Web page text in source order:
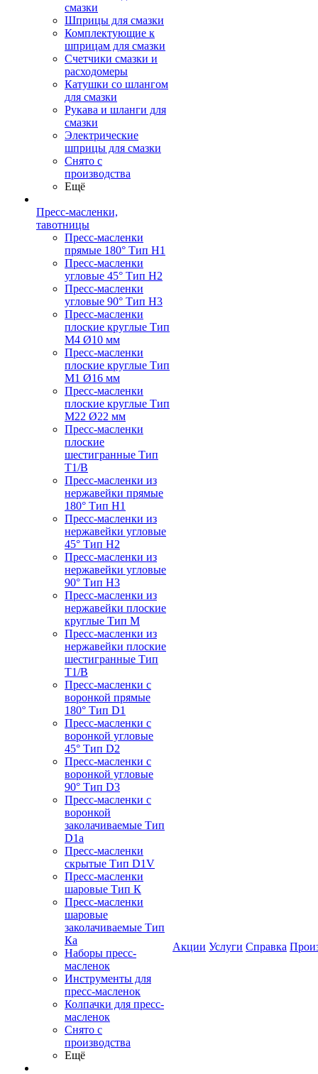
смазки
Шприцы для смазки
Комплектующие к
шприцам для смазки
Счетчики смазки и
расходомеры
Катушки со шлангом
для смазки
Рукава и шланги для
смазки
Электрические
шприцы для смазки
Снято с
производства
Ещё
Пресс-масленки,
тавотницы
Пресс-масленки
прямые 180° Тип H1
Пресс-масленки
угловые 45° Тип H2
Пресс-масленки
угловые 90° Тип H3
Пресс-масленки
плоские круглые Тип
M4 Ø10 мм
Пресс-масленки
плоские круглые Тип
M1 Ø16 мм
Пресс-масленки
плоские круглые Тип
M22 Ø22 мм
Пресс-масленки
плоские
шестигранные Тип
T1/B
Пресс-масленки из
нержавейки прямые
180° Тип H1
Пресс-масленки из
нержавейки угловые
45° Тип H2
Пресс-масленки из
нержавейки угловые
90° Тип H3
Пресс-масленки из
нержавейки плоские
круглые Тип M
Пресс-масленки из
нержавейки плоские
шестигранные Тип
T1/B
Пресс-масленки с
воронкой прямые
180° Тип D1
Пресс-масленки с
воронкой угловые
45° Тип D2
Пресс-масленки с
воронкой угловые
90° Тип D3
Пресс-масленки с
воронкой
заколачиваемые Тип
D1a
Пресс-масленки
скрытые Тип D1V
Пресс-масленки
шаровые Тип К
Пресс-масленки
шаровые
заколачиваемые Тип
Кa
Наборы пресс-
масленок
Инструменты для
пресс-масленок
Колпачки для пресс-
масленок
Снято с
производства
Ещё
Акции Услуги Справка